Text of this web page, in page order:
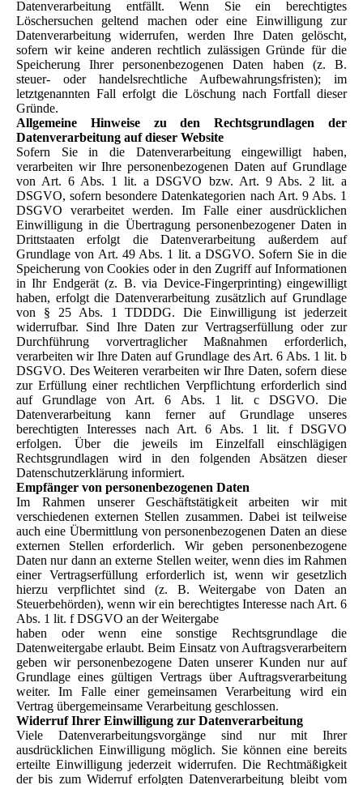
Datenverarbeitung entfällt. Wenn Sie ein berechtigtes
Löschersuchen geltend machen oder eine Einwilligung zur
Datenverarbeitung widerrufen, werden Ihre Daten gelöscht,
sofern wir keine anderen rechtlich zulässigen Gründe für die
Speicherung Ihrer personenbezogenen Daten haben (z. B.
steuer- oder handelsrechtliche Aufbewahrungsfristen); im
letztgenannten Fall erfolgt die Löschung nach Fortfall dieser
Gründe.
Allgemeine Hinweise zu den Rechtsgrundlagen der
Datenverarbeitung auf dieser Website
Sofern Sie in die Datenverarbeitung eingewilligt haben,
verarbeiten wir Ihre personenbezogenen Daten auf Grundlage
von Art. 6 Abs. 1 lit. a DSGVO bzw. Art. 9 Abs. 2 lit. a
DSGVO, sofern besondere Datenkategorien nach Art. 9 Abs. 1
DSGVO verarbeitet werden. Im Falle einer ausdrücklichen
Einwilligung in die Übertragung personenbezogener Daten in
Drittstaaten erfolgt die Datenverarbeitung außerdem auf
Grundlage von Art. 49 Abs. 1 lit. a DSGVO. Sofern Sie in die
Speicherung von Cookies oder in den Zugriff auf Informationen
in Ihr Endgerät (z. B. via Device-Fingerprinting) eingewilligt
haben, erfolgt die Datenverarbeitung zusätzlich auf Grundlage
von § 25 Abs. 1 TDDDG. Die Einwilligung ist jederzeit
widerrufbar. Sind Ihre Daten zur Vertragserfüllung oder zur
Durchführung vorvertraglicher Maßnahmen erforderlich,
verarbeiten wir Ihre Daten auf Grundlage des Art. 6 Abs. 1 lit. b
DSGVO. Des Weiteren verarbeiten wir Ihre Daten, sofern diese
zur Erfüllung einer rechtlichen Verpflichtung erforderlich sind
auf Grundlage von Art. 6 Abs. 1 lit. c DSGVO. Die
Datenverarbeitung kann ferner auf Grundlage unseres
berechtigten Interesses nach Art. 6 Abs. 1 lit. f DSGVO
erfolgen. Über die jeweils im Einzelfall einschlägigen
Rechtsgrundlagen wird in den folgenden Absätzen dieser
Datenschutzerklärung informiert.
Empfänger von personenbezogenen Daten
Im Rahmen unserer Geschäftstätigkeit arbeiten wir mit
verschiedenen externen Stellen zusammen. Dabei ist teilweise
auch eine Übermittlung von personenbezogenen Daten an diese
externen Stellen erforderlich. Wir geben personenbezogene
Daten nur dann an externe Stellen weiter, wenn dies im Rahmen
einer Vertragserfüllung erforderlich ist, wenn wir gesetzlich
hierzu verpflichtet sind (z. B. Weitergabe von Daten an
Steuerbehörden), wenn wir ein berechtigtes Interesse nach Art. 6
Abs. 1 lit. f DSGVO an der Weitergabe
haben oder wenn eine sonstige Rechtsgrundlage die
Datenweitergabe erlaubt. Beim Einsatz von Auftragsverarbeitern
geben wir personenbezogene Daten unserer Kunden nur auf
Grundlage eines gültigen Vertrags über Auftragsverarbeitung
weiter. Im Falle einer gemeinsamen Verarbeitung wird ein
Vertrag übergemeinsame Verarbeitung geschlossen.
Widerruf Ihrer Einwilligung zur Datenverarbeitung
Viele Datenverarbeitungsvorgänge sind nur mit Ihrer
ausdrücklichen Einwilligung möglich. Sie können eine bereits
erteilte Einwilligung jederzeit widerrufen. Die Rechtmäßigkeit
der bis zum Widerruf erfolgten Datenverarbeitung bleibt vom